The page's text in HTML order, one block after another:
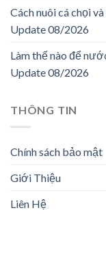
Cách nuôi cá chọi
Update 08/2026
Làm thế nào để
Update 08/2026
THÔNG TIN
Chính sách bảo mật
Giới Thiệu
Liên Hệ